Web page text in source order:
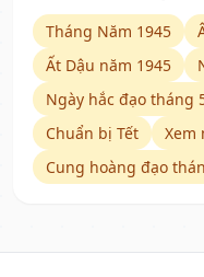
Tháng Năm 1945
Ất Dậu năm 1945
Ngày hắc đạo tháng
Chuẩn bị Tết
Xem
Cung hoàng đạo